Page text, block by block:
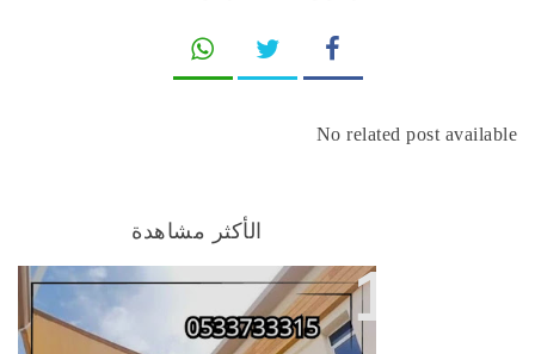
No related post available
الأكثر مشاهدة
افضل فنيين تركيب مظلات وسواتر
في مكة